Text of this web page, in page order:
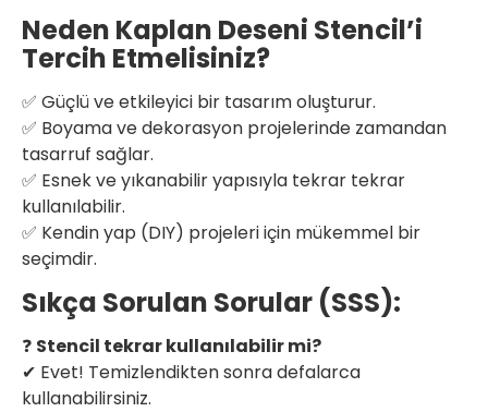
Neden Kaplan Deseni Stencil’i
Tercih Etmelisiniz?
✅ Güçlü ve etkileyici bir tasarım oluşturur.
✅ Boyama ve dekorasyon projelerinde zamandan
tasarruf sağlar.
✅ Esnek ve yıkanabilir yapısıyla tekrar tekrar
kullanılabilir.
✅ Kendin yap (DIY) projeleri için mükemmel bir
seçimdir.
Sıkça Sorulan Sorular (SSS):
❓ Stencil tekrar kullanılabilir mi?
✔ Evet! Temizlendikten sonra defalarca
kullanabilirsiniz.